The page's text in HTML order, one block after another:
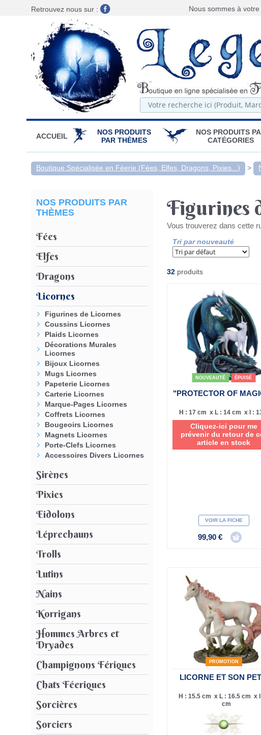
Retrouvez nous sur : Nous sommes à
ACCUEIL
NOS PRODUITS
PAR THÈMES
NOS PRODUITS
CATÉGORIES
Boutique Spécialisée en Féerie (Fées, Elfes, Dragons, Pixies...) >
NOS PRODUITS PAR
THÈMES
Fées
Elfes
Dragons
Licornes
Figurines de Licornes
Coussins Licornes
Plaids Licornes
Décorations Murales
Licornes
Bijoux Licornes
Mugs Licornes
Papeterie Licornes
Carterie Licornes
Marque-Pages Licornes
Coffrets Licornes
Bougeoirs Licornes
Magnets Licornes
Porte-Clefs Licornes
Accessoires Divers Licornes
Sirènes
Pixies
Eidolons
Léprechauns
Trolls
Lutins
Nains
Korrigans
Hommes Arbres et
Dryades
Champignons Fériques
Chats Féeriques
Sorcières
Sorciers
Figurines
Vous trouverez dans cette
Tri par nouveauté
32 produits
NOUVEAUTÉ ÉPUISÉ
"PROTECTOR OF
H : 17 cm x L : 14 cm x l :
Cliquez-ici pour me
prévenir du retour de
article en stock
VOIR LA FICHE
99,90 €
PROMOTION
LICORNE ET SON
H : 15.5 cm x L : 16.5 cm x
cm